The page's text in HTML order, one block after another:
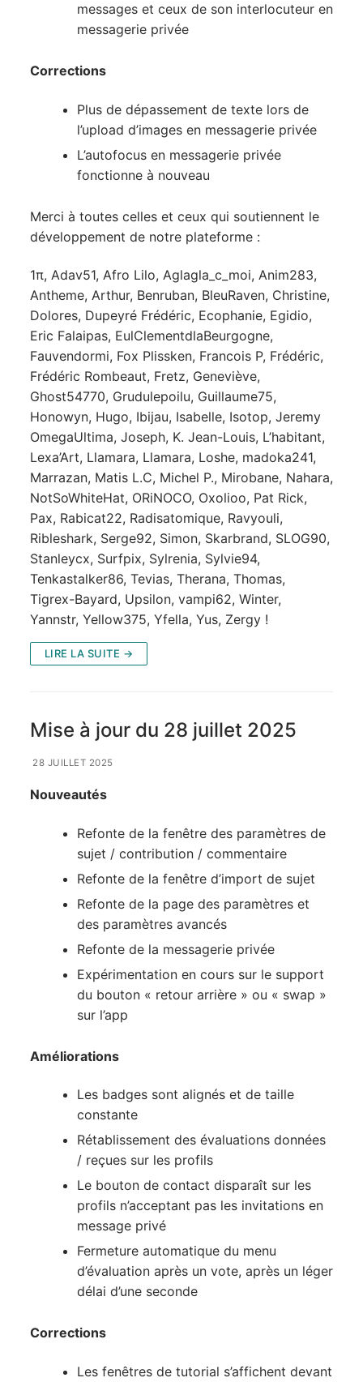
messages et ceux de son interlocuteur en
messagerie privée
Corrections
Plus de dépassement de texte lors de
l’upload d’images en messagerie privée
L’autofocus en messagerie privée
fonctionne à nouveau
Merci à toutes celles et ceux qui soutiennent le
développement de notre plateforme :
1π, Adav51, Afro Lilo, Aglagla_c_moi, Anim283,
Antheme, Arthur, Benruban, BleuRaven, Christine,
Dolores, Dupeyré Frédéric, Ecophanie, Egidio,
Eric Falaipas, EulClementdlaBeurgogne,
Fauvendormi, Fox Plissken, Francois P, Frédéric,
Frédéric Rombeaut, Fretz, Geneviève,
Ghost54770, Grudulepoilu, Guillaume75,
Honowyn, Hugo, Ibijau, Isabelle, Isotop, Jeremy
OmegaUltima, Joseph, K. Jean-Louis, L’habitant,
Lexa’Art, Llamara, Llamara, Loshe, madoka241,
Marrazan, Matis L.C, Michel P., Mirobane, Nahara,
NotSoWhiteHat, ORiNOCO, Oxolioo, Pat Rick,
Pax, Rabicat22, Radisatomique, Ravyouli,
Ribleshark, Serge92, Simon, Skarbrand, SLOG90,
Stanleycx, Surfpix, Sylrenia, Sylvie94,
Tenkastalker86, Tevias, Therana, Thomas,
Tigrex-Bayard, Upsilon, vampi62, Winter,
Yannstr, Yellow375, Yfella, Yus, Zergy !
LIRE LA SUITE →
Mise à jour du 28 juillet 2025
28 JUILLET 2025
Nouveautés
Refonte de la fenêtre des paramètres de
sujet / contribution / commentaire
Refonte de la fenêtre d’import de sujet
Refonte de la page des paramètres et
des paramètres avancés
Refonte de la messagerie privée
Expérimentation en cours sur le support
du bouton « retour arrière » ou « swap »
sur l’app
Améliorations
Les badges sont alignés et de taille
constante
Rétablissement des évaluations données
/ reçues sur les profils
Le bouton de contact disparaît sur les
profils n’acceptant pas les invitations en
message privé
Fermeture automatique du menu
d’évaluation après un vote, après un léger
délai d’une seconde
Corrections
Les fenêtres de tutorial s’affichent devant